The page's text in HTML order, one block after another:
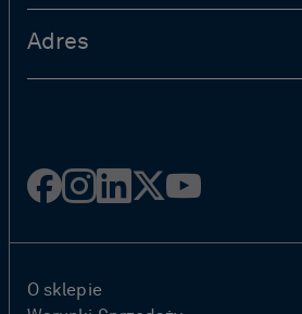
Adres
Facebook
Instagram
Linked
Twitter
Youtube
O sklepie